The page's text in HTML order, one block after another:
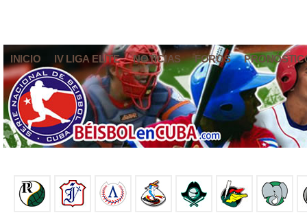
INICIO IV LIGA ELITE NOTICIAS FOROS